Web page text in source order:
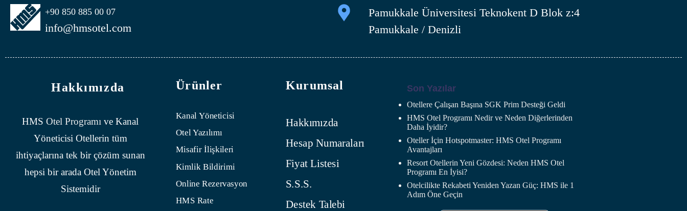
+90 850 885 00 07
info@hmsotel.com
Pamukkale Üniversitesi Teknokent D Blok z:4
Pamukkale / Denizli
Hakkımızda
HMSOtel Programı ve Kanal
Yöneticisi Otellerin tüm
ihtiyaçlarına tek bir çözüm sunan
hepsi bir arada Otel Yönetim
Sistemidir
Ürünler
Kanal Yöneticisi
Otel Yazılımı
Misafir İlişkileri
Kimlik Bildirimi
Online Rezervasyon
HMS Rate
Kurumsal
Hakkımızda
Hesap Numaraları
Fiyat Listesi
S.S.S.
Destek Talebi
Son Yazılar
Otellere Çalışan Başına SGK Prim Desteği Geldi
HMS Otel Programı Nedir ve Neden Diğerlerinden
Daha İyidir?
Oteller İçin Hotspotmaster: HMS Otel Programı
Avantajları
Resort Otellerin Yeni Gözdesi: Neden HMS Otel
Programı En İyisi?
Otelcilikte Rekabeti Yeniden Yazan Güç: HMS ile 1
Adım Öne Geçin